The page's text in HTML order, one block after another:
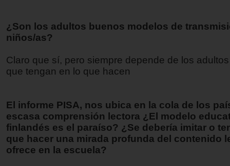
¿Son los adultos buenos modelos de
niños/as?
Claro que sí, pero siempre depende de los
que tengan en lo que hacen
El informe PISA, nos ubica en la cola de los
escasa comprensión lectora ¿El modelo
finlandés es el paraíso? ¿Se debería imitar o
que hacer una mirada profunda del contenido
ofrece en la escuela?